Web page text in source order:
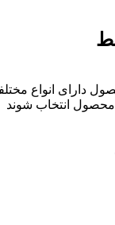
دارای انواع
انتخاب شوند